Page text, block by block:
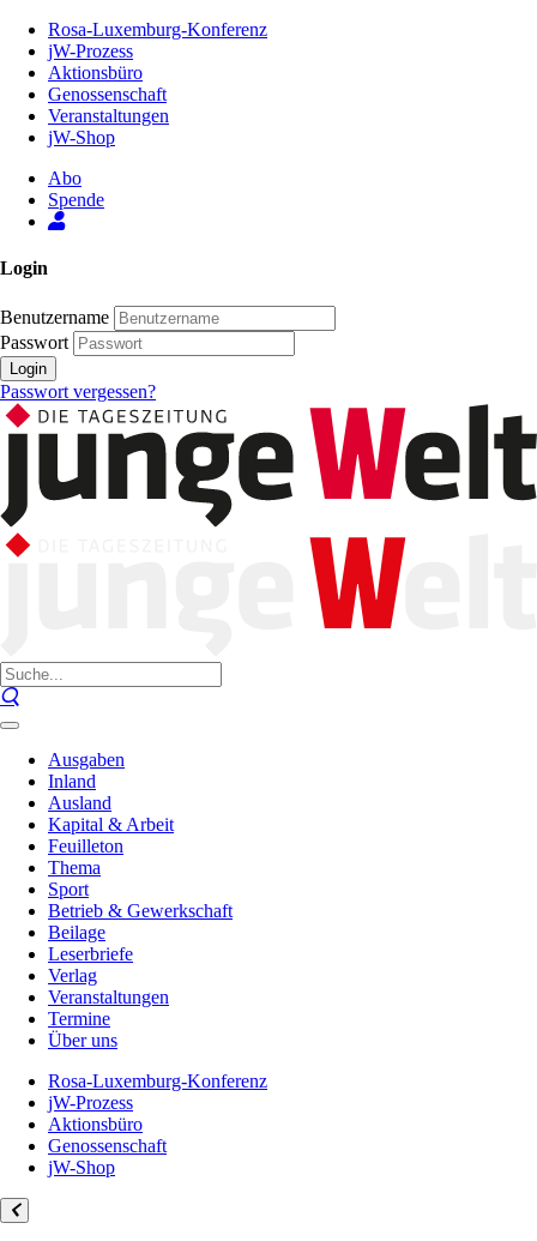
Inhalt
Seite
Rosa-Luxemburg-Konferenz
jW-Prozess
Aktionsbüro
Genossenschaft
Veranstaltungen
jW-Shop
Abo
Spende
Login
Benutzername
Passwort
Login
Passwort vergessen?
Ausgaben
Inland
Ausland
Kapital & Arbeit
Feuilleton
Thema
Sport
Betrieb & Gewerkschaft
Beilage
Leserbriefe
Verlag
Veranstaltungen
Termine
Über uns
Rosa-Luxemburg-Konferenz
jW-Prozess
Aktionsbüro
Genossenschaft
jW-Shop